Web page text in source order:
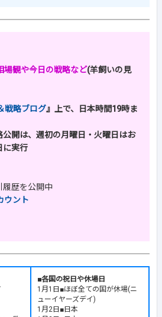
場観や今日の戦略など(羊飼いの見
戦略ブログ』上で、日本時間19時ま
開は、週初の月曜日・火曜日はお
に実行
履歴を公開中
ウント
■各国の祝日や休場日
1月1日■ほぼ全ての国が休場(ニ
ューイヤーズデイ)
1月2日■日本